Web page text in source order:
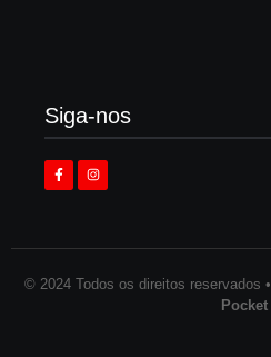
Siga-nos
© 2024 Todos os direitos reservados •
Pocket